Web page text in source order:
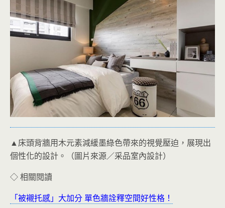
▲床頭背牆用木元素減緩墨綠色帶來的視覺壓迫，展現出
個性化的設計。（圖片來源／采品室內設計）
◇ 相關閱讀
「被襯托感」大加分 單色牆詮釋空間好性格！